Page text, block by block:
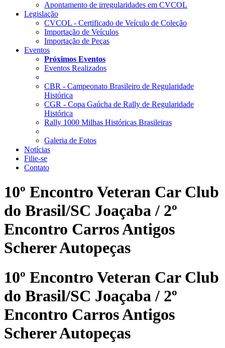
Apontamento de irregularidades em CVCOL
Legislação
CVCOL - Certificado de Veículo de Coleção
Importação de Veículos
Importação de Peças
Eventos
Próximos Eventos
Eventos Realizados
CBR - Campeonato Brasileiro de Regularidade
Histórica
CGR - Copa Gaúcha de Rally de Regularidade
Histórica
Rally 1000 Milhas Históricas Brasileiras
Galeria de Fotos
Notícias
Filie-se
Contato
10º Encontro Veteran Car Club
do Brasil/SC Joaçaba / 2º
Encontro Carros Antigos
Scherer Autopeças
10º Encontro Veteran Car Club
do Brasil/SC Joaçaba / 2º
Encontro Carros Antigos
Scherer Autopeças